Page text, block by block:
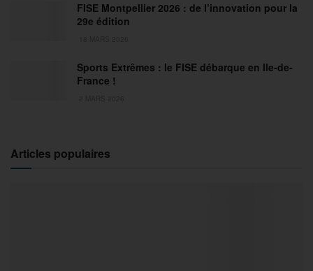
FISE Montpellier 2026 : de l’innovation pour la
29e édition
Sports Extrêmes : le FISE débarque en Ile-de-
France !
Articles populaires